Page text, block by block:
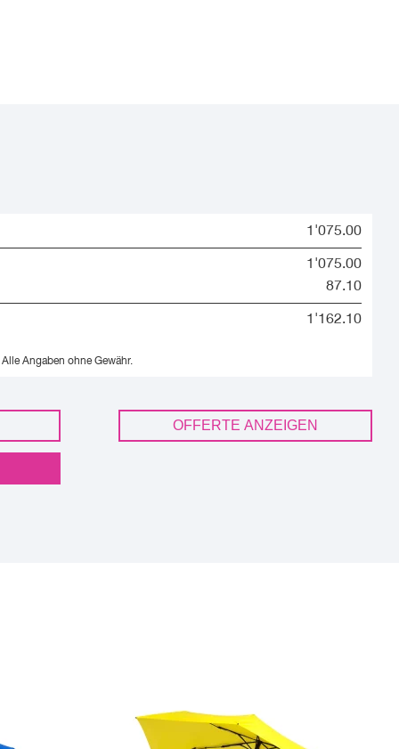
1'075.00
1'075.00
87.10
1'162.10
Alle Angaben ohne Gewähr.
OFFERTE ANZEIGEN